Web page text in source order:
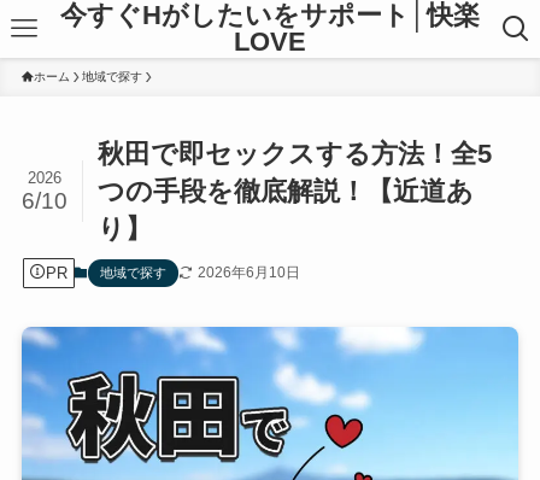
今すぐHがしたいをサポート│快楽
LOVE
ホーム 地域で探す
秋田で即セックスする方法！全5
つの手段を徹底解説！【近道あ
り】
2026
6/10
PR 地域で探す 2026年6月10日